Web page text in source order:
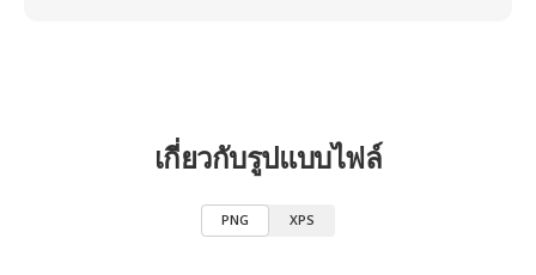
เกี่ยวกับรูปแบบไฟล์
PNG XPS